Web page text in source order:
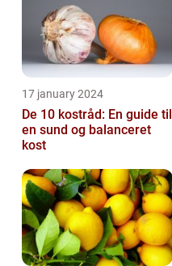
17 january 2024
De 10 kostråd: En guide til
en sund og balanceret
kost